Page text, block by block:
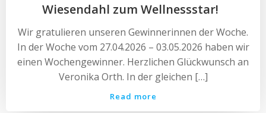
Wiesendahl zum Wellnessstar!
Wir gratulieren unseren Gewinnerinnen der Woche.
In der Woche vom 27.04.2026 – 03.05.2026 haben wir
einen Wochengewinner. Herzlichen Glückwunsch an
Veronika Orth. In der gleichen […]
Read more